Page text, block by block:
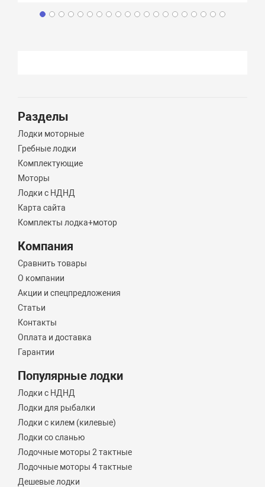
Разделы
Лодки моторные
Гребные лодки
Комплектующие
Моторы
Лодки с НДНД
Карта сайта
Комплекты лодка+мотор
Компания
Сравнить товары
О компании
Акции и спецпредложения
Статьи
Контакты
Оплата и доставка
Гарантии
Популярные лодки
Лодки с НДНД
Лодки для рыбалки
Лодки с килем (килевые)
Лодки со сланью
Лодочные моторы 2 тактные
Лодочные моторы 4 тактные
Дешевые лодки